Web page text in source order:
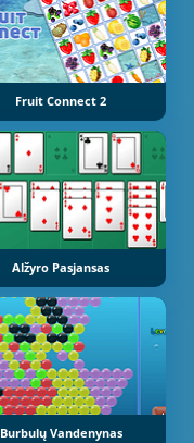
Fruit Connect 2
Alžyro Pasjansas
Burbulų Vandenynas